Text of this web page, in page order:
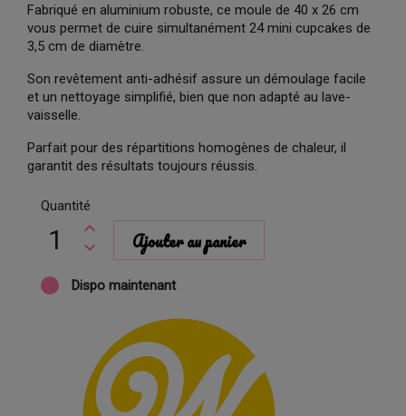
Fabriqué en aluminium robuste, ce moule de 40 x 26 cm
vous permet de cuire simultanément 24 mini cupcakes de
3,5 cm de diamètre.
Son revêtement anti-adhésif assure un démoulage facile
et un nettoyage simplifié, bien que non adapté au lave-
vaisselle.
Parfait pour des répartitions homogènes de chaleur, il
garantit des résultats toujours réussis.
Quantité
Ajouter au panier
Dispo maintenant